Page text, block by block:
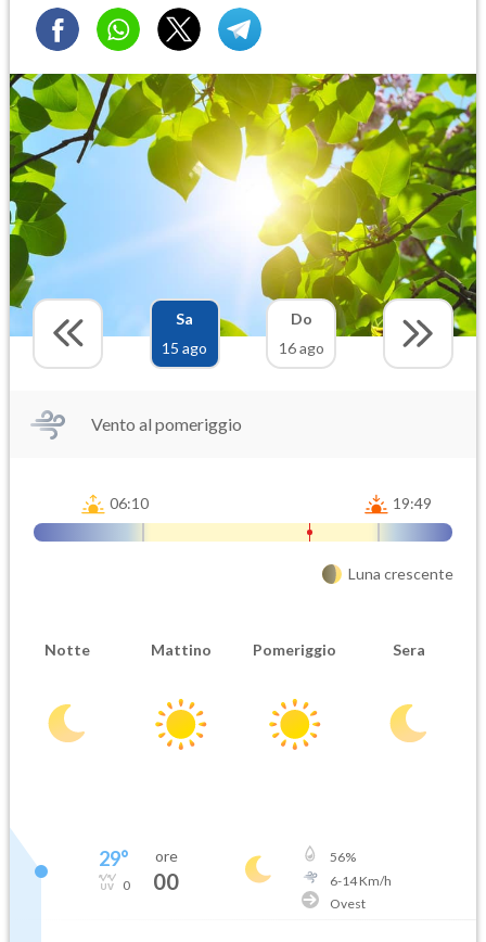
Sa
15 ago
Do
16 ago
Vento al pomeriggio
06:10 19:49
Luna crescente
Notte Mattino Pomeriggio Sera
29°
0
ore
00
56%
6-14Km/h
Ovest